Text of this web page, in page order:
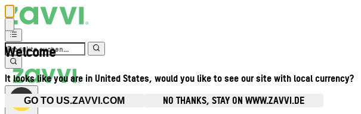
Welcome
It looks like you are in United States, would you like to see our site with local currency?
GO TO US.ZAVVI.COM NO THANKS, STAY ON WWW.ZAVVI.DE